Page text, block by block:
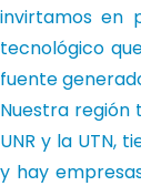
invirtamos en
tecnológico
fuente
Nuestra región
UNR y la UTN,
y hay